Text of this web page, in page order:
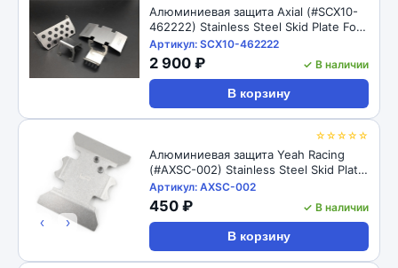
Алюминиевая защита Axial (#SCX10-
462222) Stainless Steel Skid Plate For
For Axial SCX10 II AX90046
Артикул: SCX10-462222
2 900 ₽ ✓ В наличии
В корзину
☆☆☆☆☆
‹ ›
Алюминиевая защита Yeah Racing
(#AXSC-002) Stainless Steel Skid Plate
For For Axial SCX10 II AX90046
Артикул: AXSC-002
450 ₽ ✓ В наличии
В корзину